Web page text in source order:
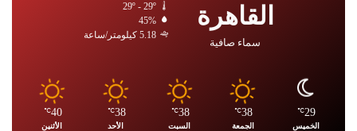
القاهرة
سماء صافية
29º - 29º
45%
5.18 كيلومتر/ساعة
29
℃
الخميس
38
℃
الجمعة
38
℃
السبت
38
℃
الأحد
40
℃
الأثنين